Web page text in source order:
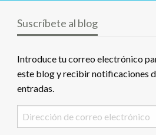
Suscríbete al blog
Introduce tu correo electrónico
este blog y recibir notificaciones
entradas.
Dirección
de